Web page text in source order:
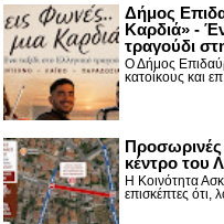
Δήμος
Καρδιά» -
τραγούδι
Ο Δήμος
κατοίκους και
Προσωρινές
κέντρο του
Η Κοινότητα
επισκέπτες ότι,